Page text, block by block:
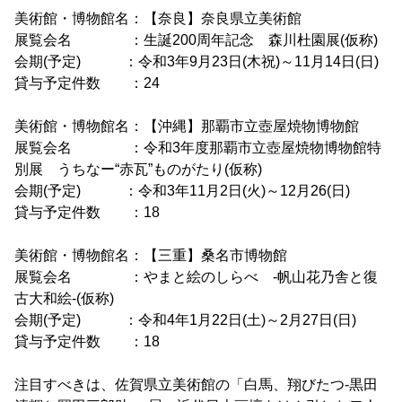
美術館・博物館名：【奈良】奈良県立美術館
展覧会名 ：生誕200周年記念 森川杜園展(仮称)
会期(予定) ：令和3年9月23日(木祝)～11月14日(日)
貸与予定件数 ：24
美術館・博物館名：【沖縄】那覇市立壺屋焼物博物館
展覧会名 ：令和3年度那覇市立壺屋焼物博物館特
別展 うちなー“赤瓦”ものがたり(仮称)
会期(予定) ：令和3年11月2日(火)～12月26(日)
貸与予定件数 ：18
美術館・博物館名：【三重】桑名市博物館
展覧会名 ：やまと絵のしらべ -帆山花乃舎と復
古大和絵-(仮称)
会期(予定) ：令和4年1月22日(土)～2月27日(日)
貸与予定件数 ：18
注目すべきは、佐賀県立美術館の「白馬、翔びたつ-黒田